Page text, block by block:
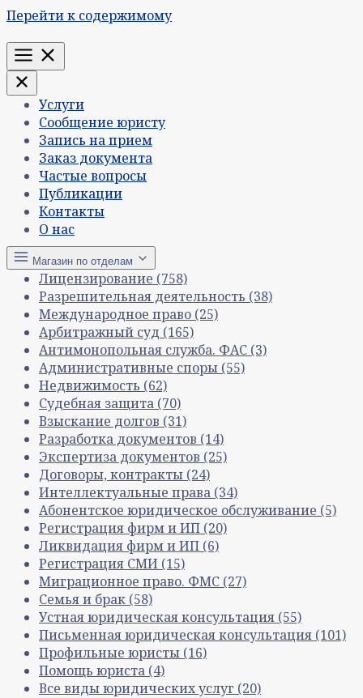
Перейти к содержимому
Меню
Услуги
Сообщение юристу
Запись на прием
Заказ документа
Частые вопросы
Публикации
Контакты
О нас
Магазин по отделам
Лицензирование (758)
Разрешительная деятельность (38)
Международное право (25)
Арбитражный суд (165)
Антимонопольная служба. ФАС (3)
Административные споры (55)
Недвижимость (62)
Судебная защита (70)
Взыскание долгов (31)
Разработка документов (14)
Экспертиза документов (25)
Договоры, контракты (24)
Интеллектуальные права (34)
Абонентское юридическое обслуживание (5)
Регистрация фирм и ИП (20)
Ликвидация фирм и ИП (6)
Регистрация СМИ (15)
Миграционное право. ФМС (27)
Семья и брак (58)
Устная юридическая консультация (55)
Письменная юридическая консультация (101)
Профильные юристы (16)
Помощь юриста (4)
Все виды юридических услуг (20)